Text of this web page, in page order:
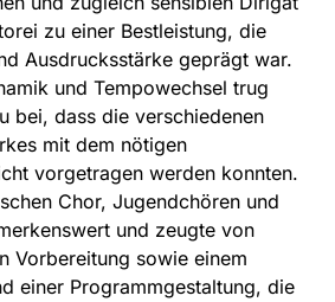
zu einer Bestleistung, die
Ausdrucksstärke geprägt war.
und Tempowechsel trug
bei, dass die verschiedenen
mit dem nötigen
vorgetragen werden konnten.
Chor, Jugendchören und
und zeugte von
Vorbereitung sowie einem
einer Programmgestaltung, die